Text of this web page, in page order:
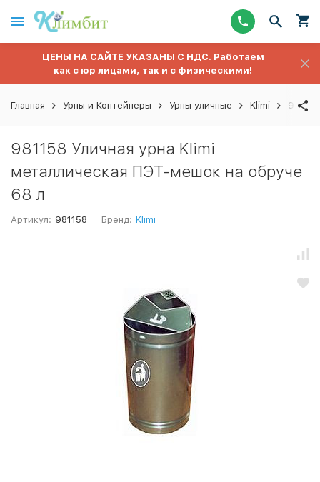
ЦЕНЫ НА САЙТЕ УКАЗАНЫ С НДС. Работаем
как с юр лицами, так и с физическими!
Главная Урны и Контейнеры Урны уличные Klimi
981158 Уличная урна Klimi
металлическая ПЭТ-мешок на обруче
68 л
Артикул: 981158 Бренд: Klimi